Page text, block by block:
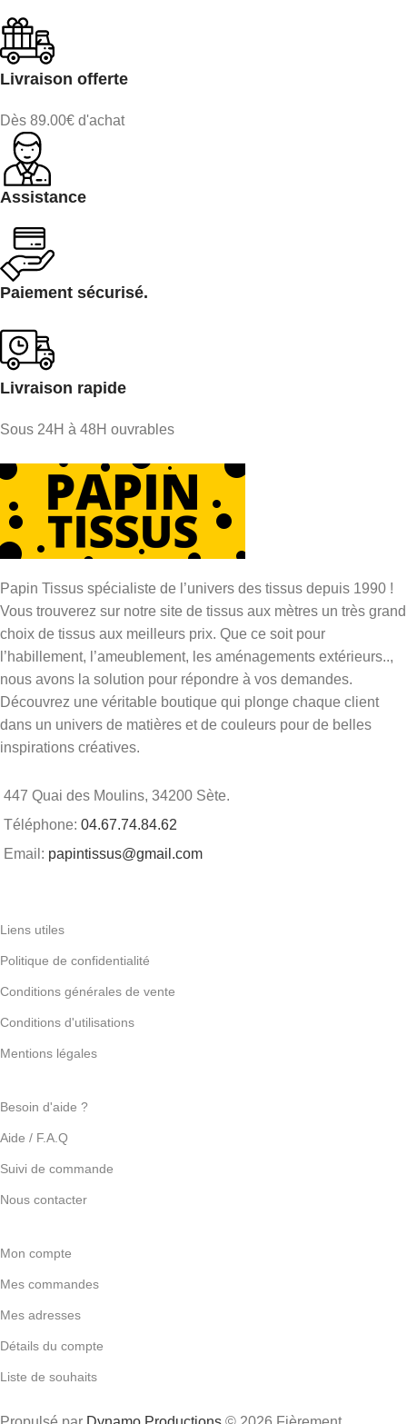
Livraison offerte
Dès 89.00€ d'achat
Assistance
Paiement sécurisé.
Livraison rapide
Sous 24H à 48H ouvrables
Papin Tissus spécialiste de l’univers des tissus depuis 1990 !
Vous trouverez sur notre site de tissus aux mètres un très grand
choix de tissus aux meilleurs prix. Que ce soit pour
l’habillement, l’ameublement, les aménagements extérieurs..,
nous avons la solution pour répondre à vos demandes.
Découvrez une véritable boutique qui plonge chaque client
dans un univers de matières et de couleurs pour de belles
inspirations créatives.
447 Quai des Moulins, 34200 Sète.
Téléphone: 04.67.74.84.62
Email: papintissus@gmail.com
Liens utiles
Politique de confidentialité
Conditions générales de vente
Conditions d'utilisations
Mentions légales
Besoin d'aide ?
Aide / F.A.Q
Suivi de commande
Nous contacter
Mon compte
Mes commandes
Mes adresses
Détails du compte
Liste de souhaits